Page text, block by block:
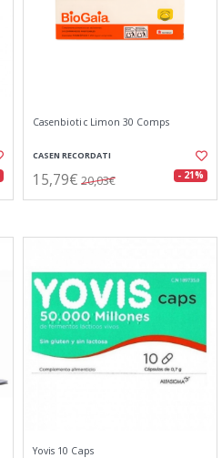
Casenbiotic Limon 30 Comps
CASEN RECORDATI
15,79€ 20,03€ - 21%
Yovis 10 Caps